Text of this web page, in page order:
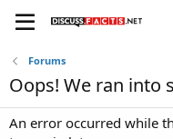
Forums
Oops! We ran into
An error occurred while